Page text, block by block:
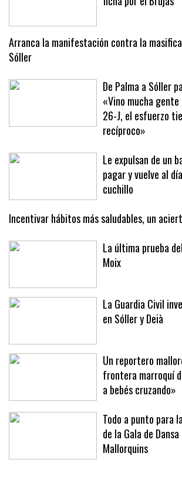
Oficial: Jan Virgili
Arranca la manifestación contra la
Sóller
De Palma a Sóller
«Vino mucha gente
26-J, el esfuerzo
recíproco»
Le expulsan de un
pagar y vuelve al
cuchillo
Incentivar hábitos más saludables, un
La última prueba del
La Guardia Civil
Un reportero
frontera marroquí
a bebés cruzando»
Todo a punto para
de la Gala de Dansa